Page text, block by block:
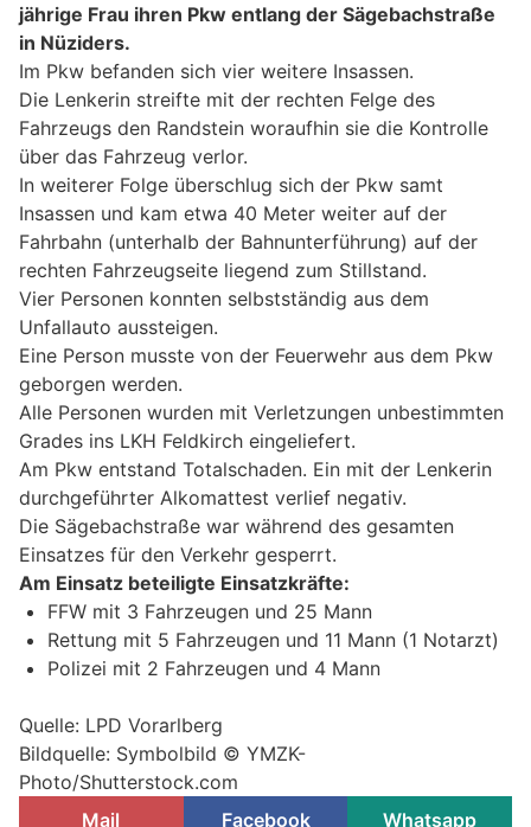
jährige Frau ihren Pkw entlang der Sägebachstraße
in Nüziders.
Im Pkw befanden sich vier weitere Insassen.
Die Lenkerin streifte mit der rechten Felge des
Fahrzeugs den Randstein woraufhin sie die Kontrolle
über das Fahrzeug verlor.
In weiterer Folge überschlug sich der Pkw samt
Insassen und kam etwa 40 Meter weiter auf der
Fahrbahn (unterhalb der Bahnunterführung) auf der
rechten Fahrzeugseite liegend zum Stillstand.
Vier Personen konnten selbstständig aus dem
Unfallauto aussteigen.
Eine Person musste von der Feuerwehr aus dem Pkw
geborgen werden.
Alle Personen wurden mit Verletzungen unbestimmten
Grades ins LKH Feldkirch eingeliefert.
Am Pkw entstand Totalschaden. Ein mit der Lenkerin
durchgeführter Alkomattest verlief negativ.
Die Sägebachstraße war während des gesamten
Einsatzes für den Verkehr gesperrt.
Am Einsatz beteiligte Einsatzkräfte:
FFW mit 3 Fahrzeugen und 25 Mann
Rettung mit 5 Fahrzeugen und 11 Mann (1 Notarzt)
Polizei mit 2 Fahrzeugen und 4 Mann
Quelle: LPD Vorarlberg
Bildquelle: Symbolbild © YMZK-
Photo/Shutterstock.com
Mail
Facebook Whatsapp